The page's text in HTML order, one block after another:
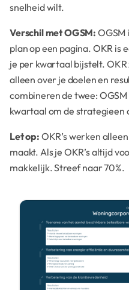
snelheid wilt.
Verschil met OGSM: OGSM
plan op een pagina. OKR is
je per kwartaal bijstelt.
alleen over je doelen en
combineren de twee:
kwartaal om de strategieen
Let op: OKR’s werken
maakt. Als je OKR’s altijd
makkelijk. Streef naar 70%.